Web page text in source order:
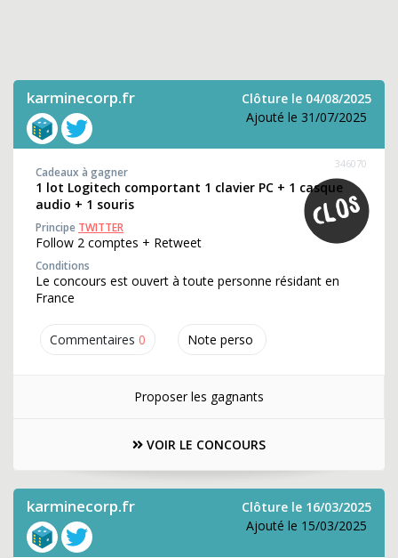
karminecorp.fr
Clôture le 04/08/2025
Ajouté le 31/07/2025
Commentaires 0 Note perso
346070
Cadeaux à gagner
1 lot Logitech comportant 1 clavier PC + 1 casque
audio + 1 souris
Principe TWITTER
Follow 2 comptes + Retweet
Conditions
Le concours est ouvert à toute personne résidant en
France
Proposer les gagnants
VOIR LE CONCOURS
karminecorp.fr
Clôture le 16/03/2025
Ajouté le 15/03/2025